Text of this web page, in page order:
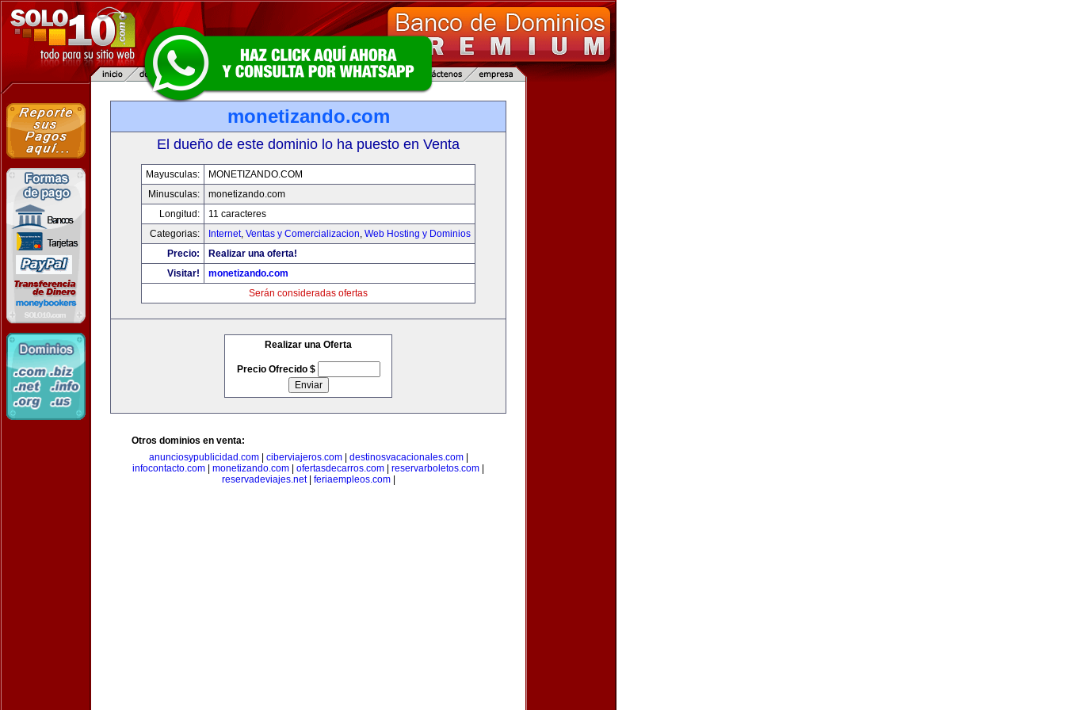
monetizando.com
El dueño de este dominio lo ha puesto en Venta
Mayusculas:
MONETIZANDO.COM
Minusculas:
monetizando.com
Longitud:
11 caracteres
Categorias:
Internet, Ventas y Comercializacion, Web Hosting y Dominios
Precio:
Realizar una oferta!
Visitar!
monetizando.com
Serán consideradas ofertas
Realizar una Oferta
Precio Ofrecido $
Otros dominios en venta:
anunciosypublicidad.com| ciberviajeros.com| destinosvacacionales.com|
infocontacto.com
monetizando.com ofertasdecarros.com reservarboletos.com
reservadeviajes.net| feriaempleos.com|